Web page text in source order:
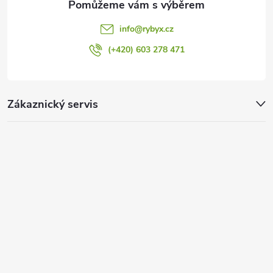
Zákaznický servis
info@rybyx.cz
(+420) 603 278 471